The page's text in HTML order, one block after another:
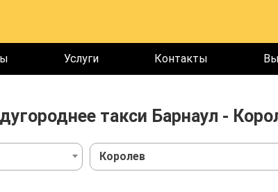
Услуги Контакты
такси Барнаул -
Королев